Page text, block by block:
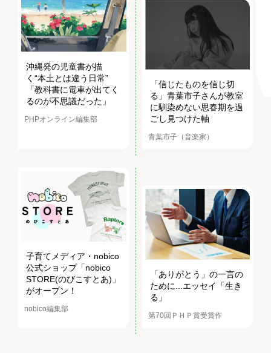
沖縄発の児童書が描
く“本土とは違う日常”
「教科書に電車が出てく
るのが不思議だった」
PHPオンライン編集部
「信じたものを信じ切
る」青葉市子さんが教室
に馴染めない思春期を過
ごし見つけた軸
青葉市子（音楽家）
子育てメディア・nobico
公式ショップ「nobico
STORE(のびこすとあ)」
がオープン！
nobico編集部
「ありがとう」の一言の
ために...エッセイ「生き
る」
第70回ＰＨＰ賞受賞作